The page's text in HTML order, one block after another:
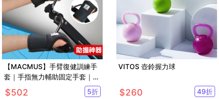
【MACMUS】手臂復健訓練手
套｜手指無力輔助固定手套｜中
風偏癱截肢癱瘓手部手指無力
$502 5折
VITOS 壺鈴握力球
$260 49折